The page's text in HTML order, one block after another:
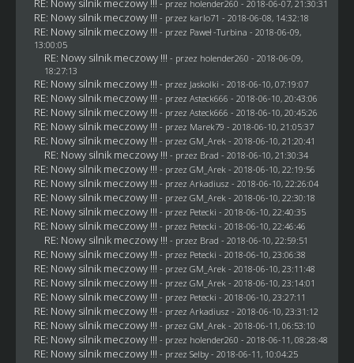
RE: Nowy silnik meczowy !!! - przez holender260 - 2018-06-07, 21:30:31
RE: Nowy silnik meczowy !!! - przez karlo71 - 2018-06-08, 14:32:18
RE: Nowy silnik meczowy !!! - przez Paweł -Turbina - 2018-06-09,
13:00:05
RE: Nowy silnik meczowy !!! - przez holender260 - 2018-06-09,
18:27:13
RE: Nowy silnik meczowy !!! - przez Jaskolki - 2018-06-10, 07:19:07
RE: Nowy silnik meczowy !!! - przez Asteck666 - 2018-06-10, 20:43:06
RE: Nowy silnik meczowy !!! - przez Asteck666 - 2018-06-10, 20:45:26
RE: Nowy silnik meczowy !!! - przez Marek79 - 2018-06-10, 21:05:37
RE: Nowy silnik meczowy !!! - przez GM_Arek - 2018-06-10, 21:20:41
RE: Nowy silnik meczowy !!! - przez Brad - 2018-06-10, 21:30:34
RE: Nowy silnik meczowy !!! - przez GM_Arek - 2018-06-10, 22:19:56
RE: Nowy silnik meczowy !!! - przez Arkadiusz - 2018-06-10, 22:26:04
RE: Nowy silnik meczowy !!! - przez GM_Arek - 2018-06-10, 22:30:18
RE: Nowy silnik meczowy !!! - przez Petecki - 2018-06-10, 22:40:35
RE: Nowy silnik meczowy !!! - przez Petecki - 2018-06-10, 22:46:46
RE: Nowy silnik meczowy !!! - przez Brad - 2018-06-10, 22:59:51
RE: Nowy silnik meczowy !!! - przez Petecki - 2018-06-10, 23:06:38
RE: Nowy silnik meczowy !!! - przez GM_Arek - 2018-06-10, 23:11:48
RE: Nowy silnik meczowy !!! - przez GM_Arek - 2018-06-10, 23:14:01
RE: Nowy silnik meczowy !!! - przez Petecki - 2018-06-10, 23:27:11
RE: Nowy silnik meczowy !!! - przez Arkadiusz - 2018-06-10, 23:31:12
RE: Nowy silnik meczowy !!! - przez GM_Arek - 2018-06-11, 06:53:10
RE: Nowy silnik meczowy !!! - przez holender260 - 2018-06-11, 08:28:48
RE: Nowy silnik meczowy !!! - przez Selby- 2018-06-11, 10:04:25